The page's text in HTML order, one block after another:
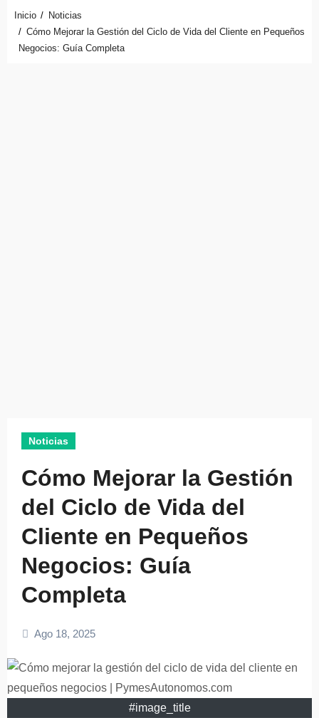
Inicio
Noticias
Cómo Mejorar la Gestión del Ciclo de Vida del Cliente en Pequeños
Negocios: Guía Completa
Noticias
Cómo Mejorar la Gestión
del Ciclo de Vida del
Cliente en Pequeños
Negocios: Guía
Completa
Ago 18, 2025
#image_title